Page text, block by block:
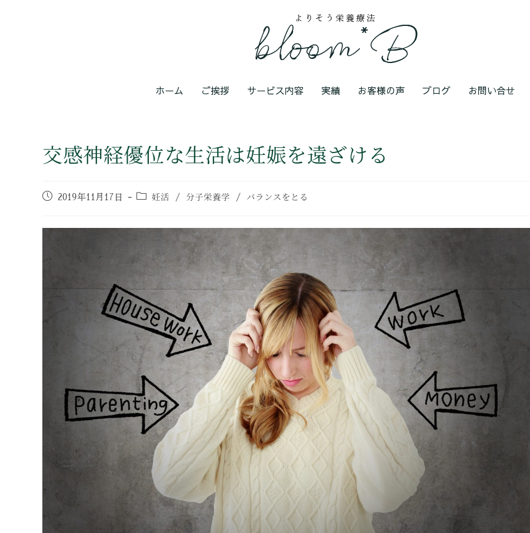
ホーム ご挨拶 サービス内容 実績 お客様の声 ブログ お問い合せ
交感神経優位な生活は妊娠を遠ざける
2019年11月17日 妊活 / 分子栄養学 / バランスをとる